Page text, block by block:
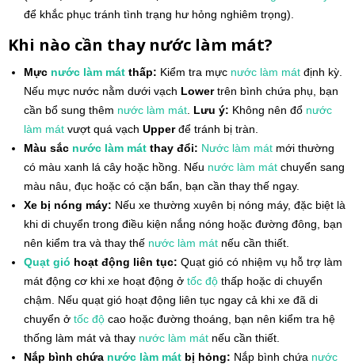
để khắc phục tránh tình trạng hư hỏng nghiêm trọng).
Khi nào cần thay nước làm mát?
Mực nước làm mát thấp: Kiểm tra mực nước làm mát định kỳ.
Nếu mực nước nằm dưới vạch Lowertrên bình chứa phụ, bạn
cần bổ sung thêm nước làm mát Lưu ý: Không nên đổ nước
làm mát vượt quá vạch Upperđể tránh bị tràn.
Màu sắc nước làm mát thay đổi: Nước làm mát mới thường
có màu xanh lá cây hoặc hồng. Nếu nước làm mát chuyển sang
màu nâu, đục hoặc có cặn bẩn, bạn cần thay thế ngay.
Xe bị nóng máy: Nếu xe thường xuyên bị nóng máy, đặc biệt là
khi di chuyển trong điều kiện nắng nóng hoặc đường đông, bạn
nên kiểm tra và thay thế nước làm mát nếu cần thiết.
Quạt gió hoạt động liên tục: Quạt gió có nhiệm vụ hỗ trợ làm
mát động cơ khi xe hoạt động ở tốc độ thấp hoặc di chuyển
chậm. Nếu quạt gió hoạt động liên tục ngay cả khi xe đã di
chuyển ở tốc độ cao hoặc đường thoáng, bạn nên kiểm tra hệ
thống làm mát và thay nước làm mát nếu cần thiết.
Nắp bình chứa nước làm mát bị hỏng: Nắp bình chứa nước